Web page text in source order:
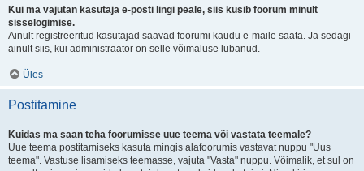
Kui ma vajutan kasutaja e-posti lingi peale, siis küsib foorum minult
sisselogimise.
Ainult registreeritud kasutajad saavad foorumi kaudu e-maile saata. Ja sedagi
ainult siis, kui administraator on selle võimaluse lubanud.
Üles
Postitamine
Kuidas ma saan teha foorumisse uue teema või vastata teemale?
Uue teema postitamiseks kasuta mingis alafoorumis vastavat nuppu "Uus
teema". Vastuse lisamiseks teemasse, vajuta "Vasta" nuppu. Võimalik, et sul on